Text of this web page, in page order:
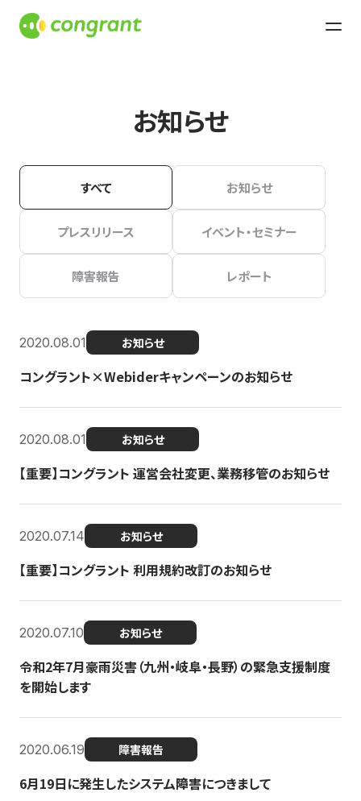
お知らせ
すべて お知らせ
プレスリリース イベント・セミナー
障害報告 レポート
2020.08.01 お知らせ
コングラント×Webiderキャンペーンのお知らせ
2020.08.01 お知らせ
【重要】コングラント 運営会社変更、業務移管のお知らせ
2020.07.14 お知らせ
【重要】コングラント 利用規約改訂のお知らせ
2020.07.10 お知らせ
令和2年7月豪雨災害（九州・岐阜・長野）の緊急支援制度
を開始します
2020.06.19 障害報告
6月19日に発生したシステム障害につきまして